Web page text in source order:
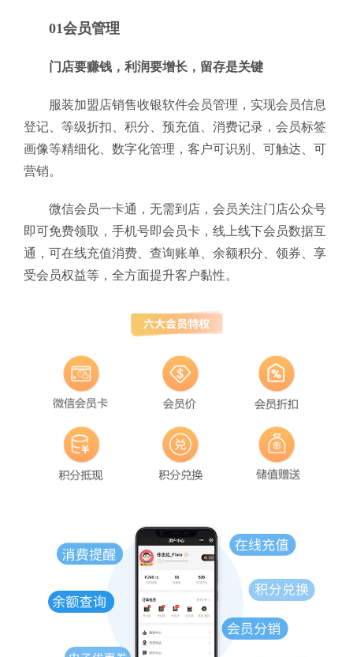
01会员管理
门店要赚钱，利润要增长，留存是关键
服装加盟店销售收银软件会员管理，实现会员信息
登记、等级折扣、积分、预充值、消费记录，会员标签
画像等精细化、数字化管理，客户可识别、可触达、可
营销。
微信会员一卡通，无需到店，会员关注门店公众号
即可免费领取，手机号即会员卡，线上线下会员数据互
通，可在线充值消费、查询账单、余额积分、领券、享
受会员权益等，全方面提升客户黏性。